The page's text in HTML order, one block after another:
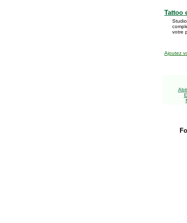
Tattoo
votre
Ajoutez